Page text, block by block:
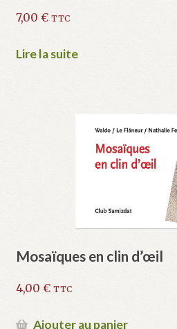
7,00 € TTC
Lire la suite
Mosaïques en clin d’œil
4,00 € TTC
Ajouter au panier